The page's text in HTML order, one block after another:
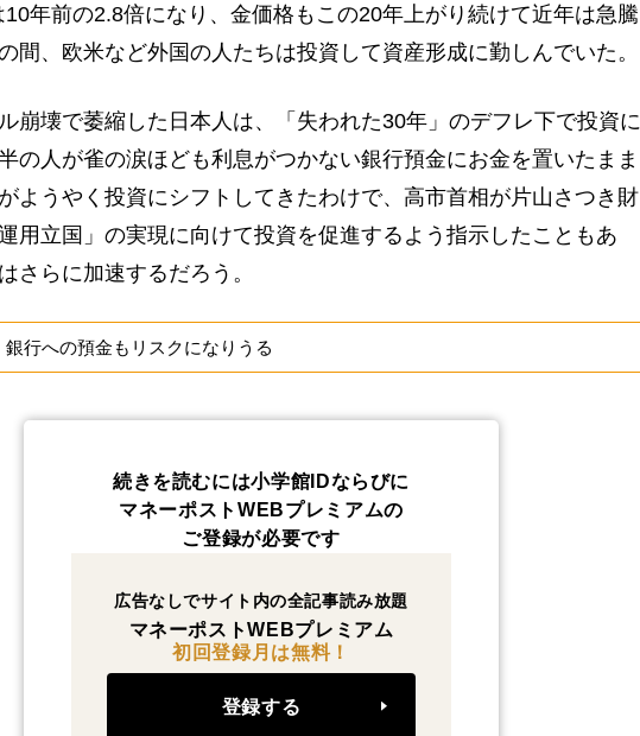
10年前の2.8倍になり、金価格もこの20年上がり続けて近年は急騰
間、欧米など外国の人たちは投資して資産形成に勤しんでいた。
崩壊で萎縮した日本人は、「失われた30年」のデフレ下で投資に
の人が雀の涙ほども利息がつかない銀行預金にお金を置いたまま
ようやく投資にシフトしてきたわけで、高市首相が片山さつき財
用立国」の実現に向けて投資を促進するよう指示したこともあ
さらに加速するだろう。
銀行への預金もリスクになりうる
続きを読むには小学館IDならびに
マネーポストWEBプレミアムの
ご登録が必要です
広告なしでサイト内の全記事読み放題
マネーポストWEBプレミアム
初回登録月は無料！
登録する